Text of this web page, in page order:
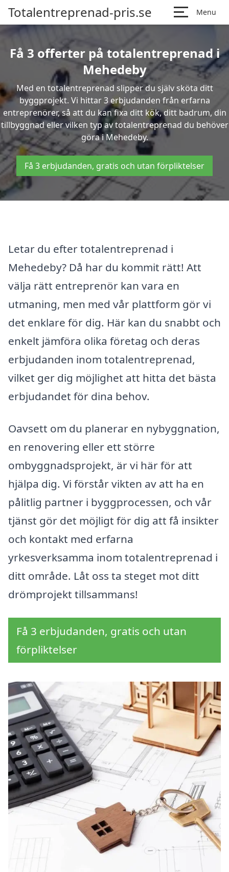
Totalentreprenad-pris.se Menu
Få 3 offerter på totalentreprenad i
Mehedeby
Med en totalentreprenad slipper du själv sköta ditt
byggprojekt. Vi hittar 3 erbjudanden från erfarna
entreprenörer, så att du kan fixa ditt kök, ditt badrum, din
tillbyggnad eller vilken typ av totalentreprenad du behöver
göra i Mehedeby.
Få 3 erbjudanden, gratis och utan förpliktelser
Letar du efter totalentreprenad i
Mehedeby? Då har du kommit rätt! Att
välja rätt entreprenör kan vara en
utmaning, men med vår plattform gör vi
det enklare för dig. Här kan du snabbt och
enkelt jämföra olika företag och deras
erbjudanden inom totalentreprenad,
vilket ger dig möjlighet att hitta det bästa
erbjudandet för dina behov.
Oavsett om du planerar en nybyggnation,
en renovering eller ett större
ombyggnadsprojekt, är vi här för att
hjälpa dig. Vi förstår vikten av att ha en
pålitlig partner i byggprocessen, och vår
tjänst gör det möjligt för dig att få insikter
och kontakt med erfarna
yrkesverksamma inom totalentreprenad i
ditt område. Låt oss ta steget mot ditt
drömprojekt tillsammans!
Få 3 erbjudanden, gratis och utan
förpliktelser